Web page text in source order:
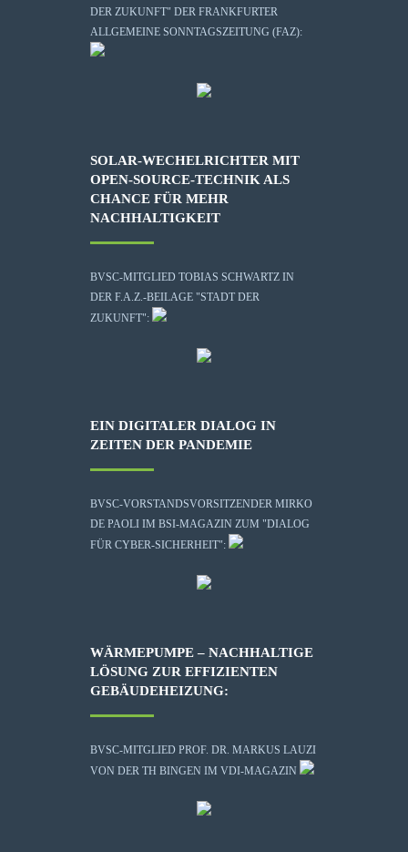
DER ZUKUNFT" DER FRANKFURTER
ALLGEMEINE SONNTAGSZEITUNG (FAZ):
SOLAR-WECHELRICHTER MIT
OPEN-SOURCE-TECHNIK ALS
CHANCE FÜR MEHR
NACHHALTIGKEIT
BVSC-MITGLIED TOBIAS SCHWARTZ IN
DER F.A.Z.-BEILAGE "STADT DER
ZUKUNFT":
EIN DIGITALER DIALOG IN
ZEITEN DER PANDEMIE
BVSC-VORSTANDSVORSITZENDER MIRKO
DE PAOLI IM BSI-MAGAZIN ZUM "DIALOG
FÜR CYBER-SICHERHEIT":
WÄRMEPUMPE – NACHHALTIGE
LÖSUNG ZUR EFFIZIENTEN
GEBÄUDEHEIZUNG:
BVSC-MITGLIED PROF. DR. MARKUS LAUZI
VON DER TH BINGEN IM VDI-MAGAZIN